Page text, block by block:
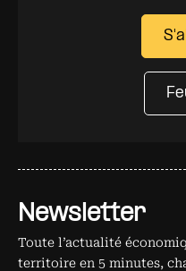
Newsletter
Toute l’actualité
territoire en 5 minutes,